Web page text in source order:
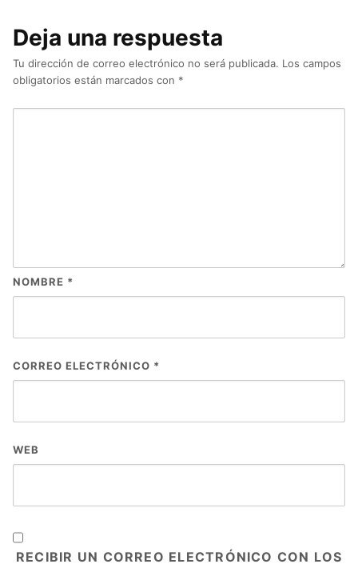
Deja una respuesta
Tu dirección de correo electrónico no será publicada. Los campos
obligatorios están marcados con *
NOMBRE *
CORREO ELECTRÓNICO *
WEB
RECIBIR UN CORREO ELECTRÓNICO CON LOS